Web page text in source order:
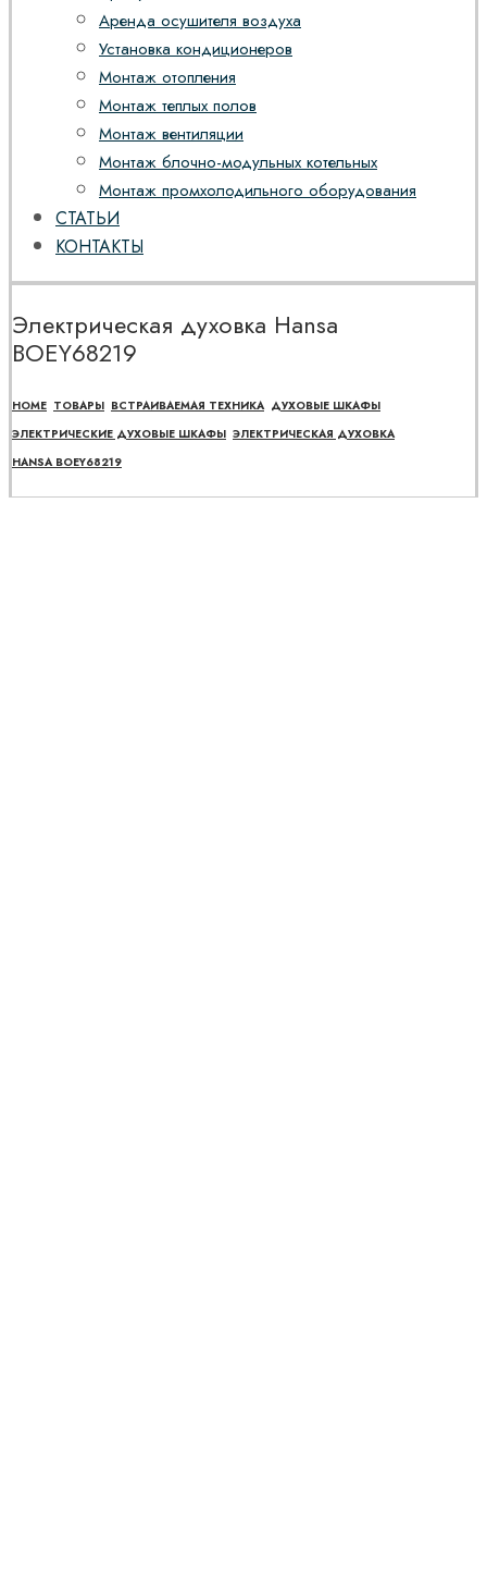
Аренда осушителя воздуха
Установка кондиционеров
Монтаж отопления
Монтаж теплых полов
Монтаж вентиляции
Монтаж блочно-модульных котельных
Монтаж промхолодильного оборудования
СТАТЬИ
КОНТАКТЫ
Электрическая духовка Hansa
BOEY68219
HOME ТОВАРЫ ВСТРАИВАЕМАЯ ТЕХНИКА ДУХОВЫЕ ШКАФЫ
ЭЛЕКТРИЧЕСКИЕ ДУХОВЫЕ ШКАФЫ ЭЛЕКТРИЧЕСКАЯ ДУХОВКА
HANSA BOEY68219